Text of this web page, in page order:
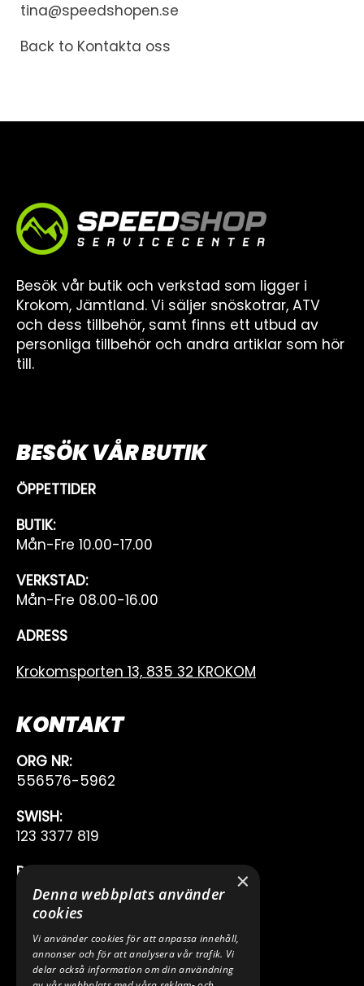
tina@speedshopen.se
Back to Kontakta oss
Besök vår butik och verkstad som ligger i
Krokom, Jämtland. Vi säljer snöskotrar, ATV
och dess tillbehör, samt finns ett utbud av
personliga tillbehör och andra artiklar som hör
till.
BESÖK VÅR BUTIK
ÖPPETTIDER
BUTIK:
Mån-Fre 10.00-17.00
VERKSTAD:
Mån-Fre 08.00-16.00
ADRESS
Krokomsporten 13, 835 32 KROKOM
KONTAKT
ORG NR:
556576-5962
SWISH:
123 3377 819
BANKGIRO:
222-7353
0640 200 50
×
Denna webbplats använder
cookies
Vi använder cookies för att anpassa innehåll,
annonser och för att analysera vår trafik. Vi
delar också information om din användning